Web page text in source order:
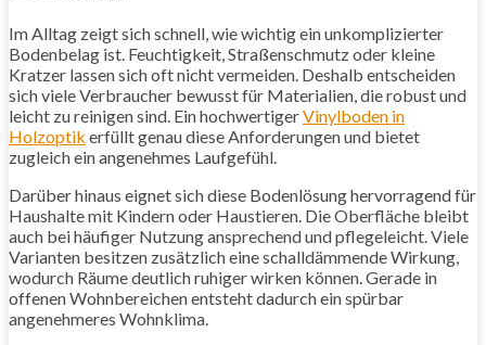
Im Alltag zeigt sich schnell, wie wichtig ein unkomplizierter
Bodenbelag ist. Feuchtigkeit, Straßenschmutz oder kleine
Kratzer lassen sich oft nicht vermeiden. Deshalb entscheiden
sich viele Verbraucher bewusst für Materialien, die robust und
leicht zu reinigen sind. Ein hochwertigerVinylboden in
Holzoptik erfüllt genau diese Anforderungen und bietet
zugleich ein angenehmes Laufgefühl.
Darüber hinaus eignet sich diese Bodenlösung hervorragend für
Haushalte mit Kindern oder Haustieren. Die Oberfläche bleibt
auch bei häufiger Nutzung ansprechend und pflegeleicht. Viele
Varianten besitzen zusätzlich eine schalldämmende Wirkung,
wodurch Räume deutlich ruhiger wirken können. Gerade in
offenen Wohnbereichen entsteht dadurch ein spürbar
angenehmeres Wohnklima.